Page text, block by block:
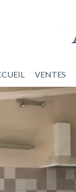
VENTES